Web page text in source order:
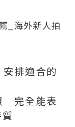
排適合的
完全能表